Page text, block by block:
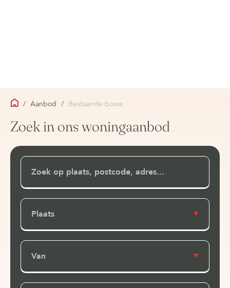
/ Aanbod / Bestaande bouw
Zoek in ons woningaanbod
Plaats
Van